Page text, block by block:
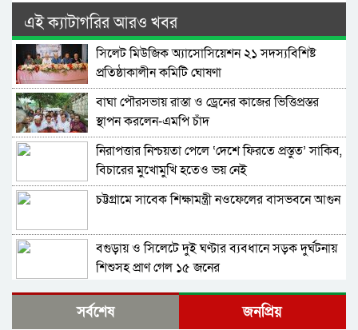
এই ক্যাটাগরির আরও খবর
সিলেট মিউজিক অ্যাসোসিয়েশন ২১ সদস্যবিশিষ্ট
প্রতিষ্ঠাকালীন কমিটি ঘোষণা
বাঘা পৌরসভায় রাস্তা ও ড্রেনের কাজের ভিত্তিপ্রস্তর
স্থাপন করলেন-এমপি চাঁদ
নিরাপত্তার নিশ্চয়তা পেলে ‘দেশে ফিরতে প্রস্তুত’ সাকিব,
বিচারের মুখোমুখি হতেও ভয় নেই
চট্টগ্রামে সাবেক শিক্ষামন্ত্রী নওফেলের বাসভবনে আগুন
বগুড়ায় ও সিলেটে দুই ঘণ্টার ব্যবধানে সড়ক দুর্ঘটনায়
শিশুসহ প্রাণ গেল ১৫ জনের
ঢাকায় বাসভবনে অগ্নিকাণ্ড, স্ত্রীসহ হাসপাতালে ভর্তি
পাকিস্তান হাইকমিশনার
সর্বশেষ জনপ্রিয়